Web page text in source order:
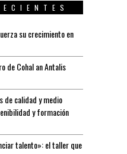
su crecimiento en
de Cohal an Antalis
de calidad y medio
y formación
talento»: el taller que